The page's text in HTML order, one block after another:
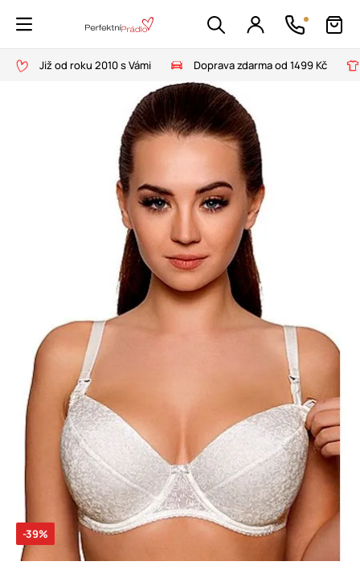
Již od roku 2010 s Vámi Doprava zdarma od 1499 Kč
-39%